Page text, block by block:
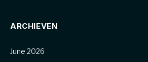
ARCHIEVEN
June 2026